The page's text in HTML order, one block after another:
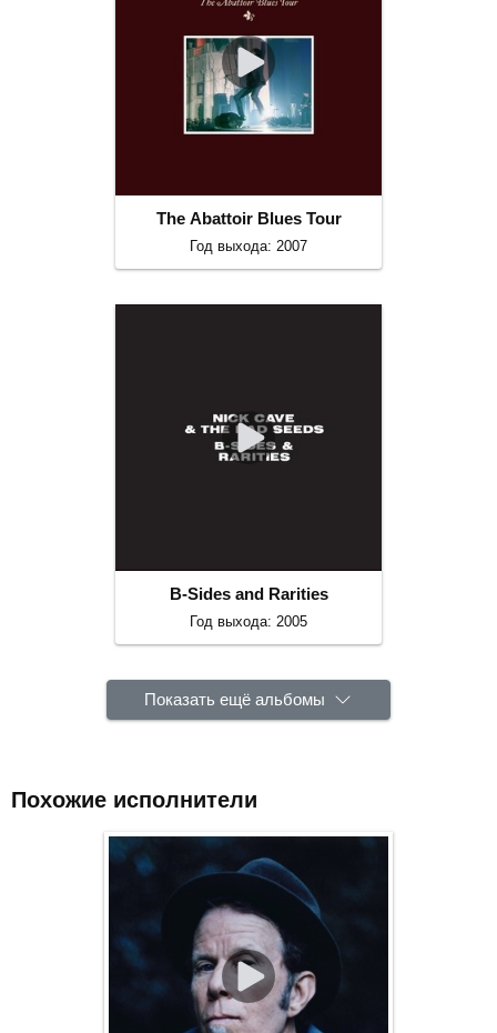
The Abattoir Blues Tour
Год выхода: 2007
B-Sides and Rarities
Год выхода: 2005
Показать ещё альбомы
Похожие исполнители